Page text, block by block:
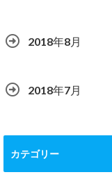
2018年8月
2018年7月
カテゴリー